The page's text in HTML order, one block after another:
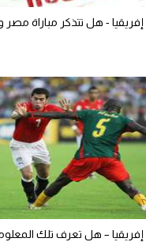
- هل تتذكر مباراة مصر وكوت
إفريقيا – هل تعرف تلك